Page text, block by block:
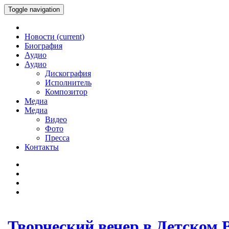
Toggle navigation
Новости (current)
Биография
Аудио
Аудио
Дискография
Исполнитель
Композитор
Медиа
Медиа
Видео
Фото
Пресса
Контакты